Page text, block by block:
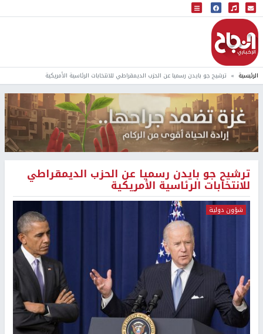
البث المباشر
إذاعة النجاح
الرئيسية ترشيح جو بايدن رسميا عن الحزب الديمقراطي للانتخابات الرئاسية الأمريكية
ترشيح جو بايدن رسميا عن الحزب الديمقراطي
للانتخابات الرئاسية الأمريكية
شؤون دولية